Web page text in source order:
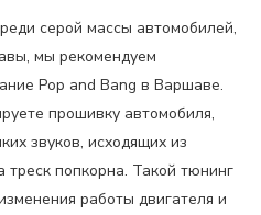
серой массы автомобилей,
мы рекомендуем
Pop and Bang в Варшаве.
прошивку автомобиля,
звуков, исходящих из
попкорна. Такой тюнинг
работы двигателя и